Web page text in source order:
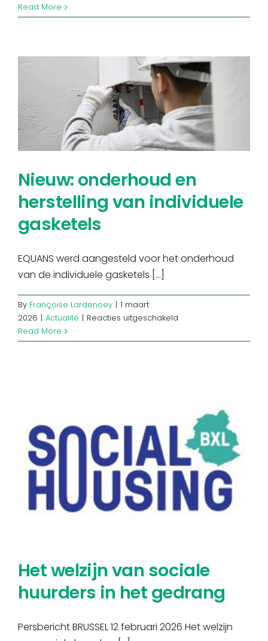
Archiefcentrum
Read More
Nieuw: onderhoud en
herstelling van individuele
gasketels
EQUANS werd aangesteld voor het onderhoud
van de individuele gasketels [...]
By Françoise Lardenoey | 1 maart
2026 | Actualité | Reacties uitgeschakeld
onderhoud
Read More
Het welzijn van sociale
huurders in het gedrang
Persbericht BRUSSEL 12 februari 2026 Het welzijn